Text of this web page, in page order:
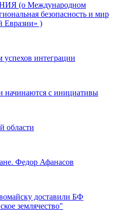
(о Международном
безопасность и мир
Евразии» )
интеграции
начинаются с инициативы
области
Федор Афанасов
доставили БФ
землячество"